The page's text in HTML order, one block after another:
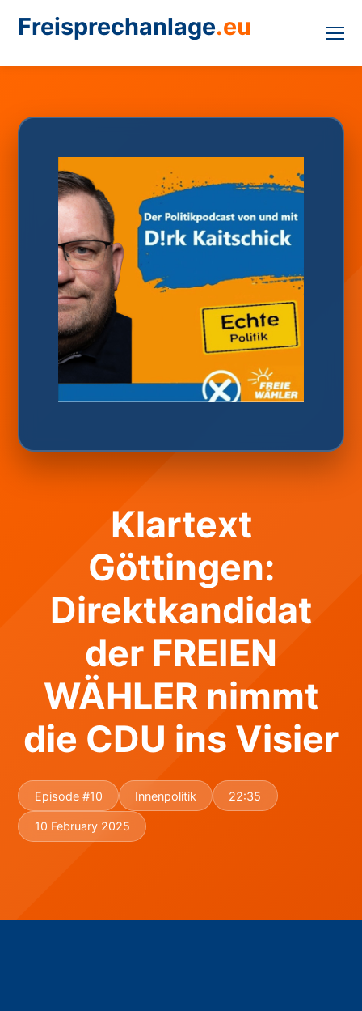
Freisprechanlage.eu
Klartext
Göttingen:
Direktkandidat
der FREIEN
WÄHLER nimmt
die CDU ins Visier
Episode #10 Innenpolitik 22:35
10 February 2025